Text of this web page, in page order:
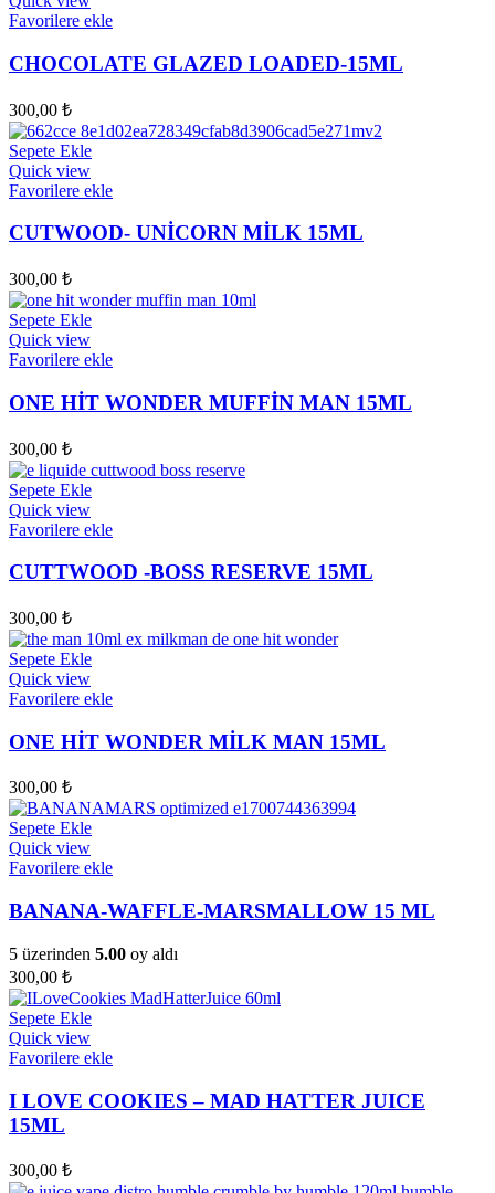
Favorilere ekle
CHOCOLATE GLAZED LOADED-15ML
300,00 ₺
Sepete Ekle
Quick view
Favorilere ekle
CUTWOOD- UNİCORN MİLK 15ML
300,00 ₺
Sepete Ekle
Quick view
Favorilere ekle
ONE HİT WONDER MUFFİN MAN 15ML
300,00 ₺
Sepete Ekle
Quick view
Favorilere ekle
CUTTWOOD -BOSS RESERVE 15ML
300,00 ₺
Sepete Ekle
Quick view
Favorilere ekle
ONE HİT WONDER MİLK MAN 15ML
300,00 ₺
Sepete Ekle
Quick view
Favorilere ekle
BANANA-WAFFLE-MARSMALLOW 15 ML
5 üzerinden 5.00 oy aldı
300,00 ₺
Sepete Ekle
Quick view
Favorilere ekle
I LOVE COOKIES – MAD HATTER JUICE
15ML
300,00 ₺